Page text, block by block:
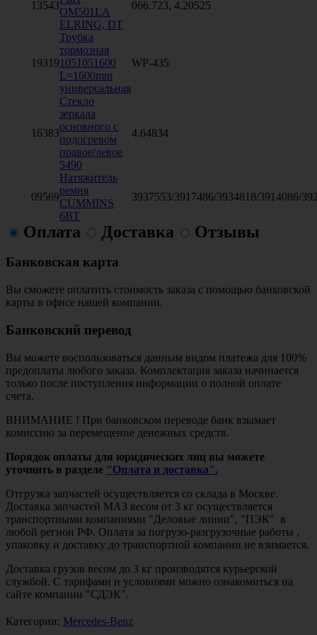
13543
ОМ501LA
ELRING, DT
066.723, 4.20525
19319
Трубка
тормозная
1051051600
L=1600mm
универсальная
WP-435
16383
Стекло
зеркала
основного с
подогревом
правое/левое
5490
4.64834
09569
Натяжитель
ремня
CUMMINS
6ВТ
3937553/3917486/3934818/3914086/
Оплата Доставка Отзывы
Банковская карта
Вы сможете оплатить стоимость заказа с помощью банковской
карты в офисе нашей компании.
Банковский перевод
Вы можете воспользоваться данным видом платежа для 100%
предоплаты любого заказа. Комплектация заказа начинается
только после поступления информации о полной оплате
счета.
ВНИМАНИЕ ! При банковском переводе банк взымает
комиссию за перемещение денежных средств.
Порядок оплаты для юридических лиц вы можете
уточнить в разделе "Оплата и доставка".
Отгрузка запчастей осуществляется со склада в Москве.
Доставка запчастей МАЗ весом от 3 кг осуществляется
транспортными компаниями "Деловые линии", "ПЭК" в
любой регион РФ. Оплата за погрузо-разгрузочные работы ,
упаковку и доставку до транспортной компании не взимается.
Доставка грузов весом до 3 кг производятся курьерской
службой. С тарифами и условиями можно ознакомиться на
сайте компании "СДЭК".
Категории: Mercedes-Benz